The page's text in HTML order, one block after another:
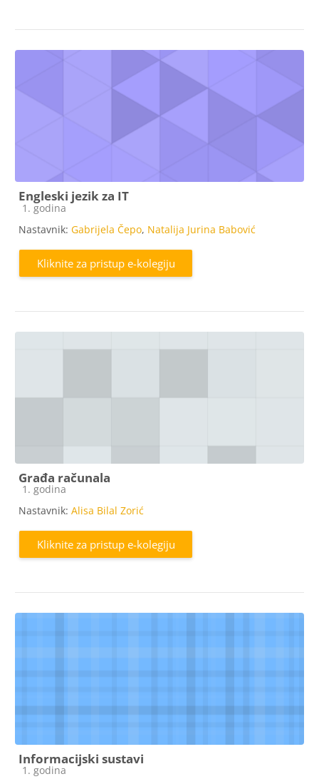
Engleski jezik za IT
Kategorija e-kolegija
1. godina
Nastavnik: Gabrijela Čepo, Natalija Jurina Babović
Kliknite za pristup e-kolegiju
Građa računala
Kategorija e-kolegija
1. godina
Nastavnik: Alisa Bilal Zorić
Kliknite za pristup e-kolegiju
Informacijski sustavi
Kategorija e-kolegija
1. godina